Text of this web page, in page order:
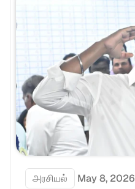
அரசியல் May 8, 2026